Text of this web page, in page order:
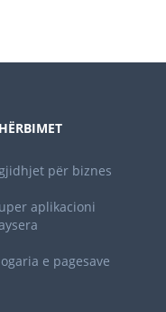
për biznes
aplikacioni
e pagesave